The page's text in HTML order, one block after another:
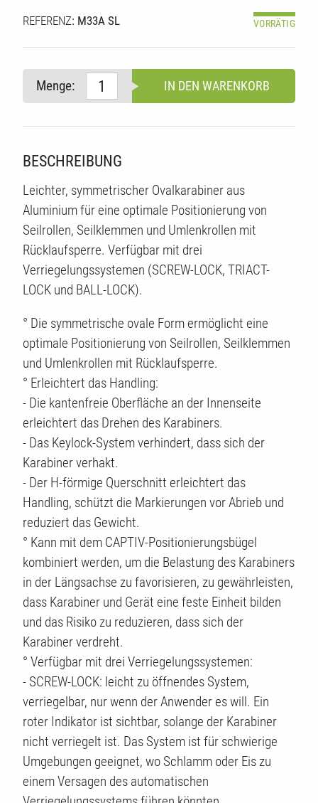
REFERENZ: M33A SL VORRÄTIG
Menge: IN DEN WARENKORB
BESCHREIBUNG
Leichter, symmetrischer Ovalkarabiner aus
Aluminium für eine optimale Positionierung von
Seilrollen, Seilklemmen und Umlenkrollen mit
Rücklaufsperre. Verfügbar mit drei
Verriegelungssystemen (SCREW-LOCK, TRIACT-
LOCK und BALL-LOCK).
° Die symmetrische ovale Form ermöglicht eine
optimale Positionierung von Seilrollen, Seilklemmen
und Umlenkrollen mit Rücklaufsperre.
° Erleichtert das Handling:
- Die kantenfreie Oberfläche an der Innenseite
erleichtert das Drehen des Karabiners.
- Das Keylock-System verhindert, dass sich der
Karabiner verhakt.
- Der H-förmige Querschnitt erleichtert das
Handling, schützt die Markierungen vor Abrieb und
reduziert das Gewicht.
° Kann mit dem CAPTIV-Positionierungsbügel
kombiniert werden, um die Belastung des Karabiners
in der Längsachse zu favorisieren, zu gewährleisten,
dass Karabiner und Gerät eine feste Einheit bilden
und das Risiko zu reduzieren, dass sich der
Karabiner verdreht.
° Verfügbar mit drei Verriegelungssystemen:
- SCREW-LOCK: leicht zu öffnendes System,
verriegelbar, nur wenn der Anwender es will. Ein
roter Indikator ist sichtbar, solange der Karabiner
nicht verriegelt ist. Das System ist für schwierige
Umgebungen geeignet, wo Schlamm oder Eis zu
einem Versagen des automatischen